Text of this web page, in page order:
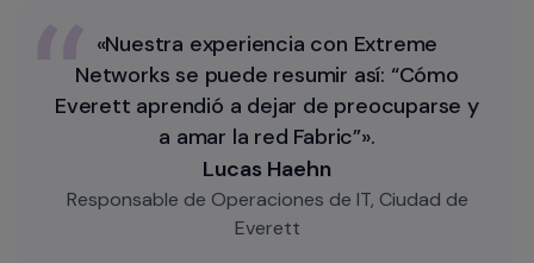
«Nuestra experiencia con Extreme
Networks se puede resumir así: “Cómo
Everett aprendió a dejar de preocuparse y
a amar la red Fabric”».
Lucas Haehn
Responsable de Operaciones de IT, Ciudad de
Everett